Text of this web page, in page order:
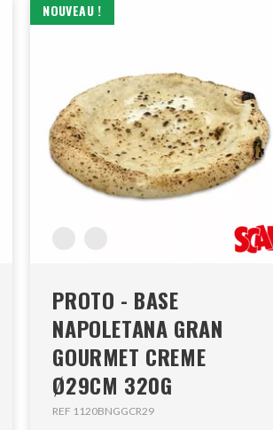
NOUVEAU !
PROTO - BASE
NAPOLETANA GRAN
GOURMET CREME
Ø29CM 320G
REF 1120BNGGCR29